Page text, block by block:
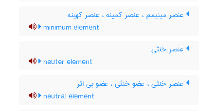
عنصر مینیمم ، عنصر کمینه ، عنصر کهینه
minimum element
عنصر خنثی
neuter element
عنصر خنثی ، عضو خنثی ، عضو بی اثر
neutral element